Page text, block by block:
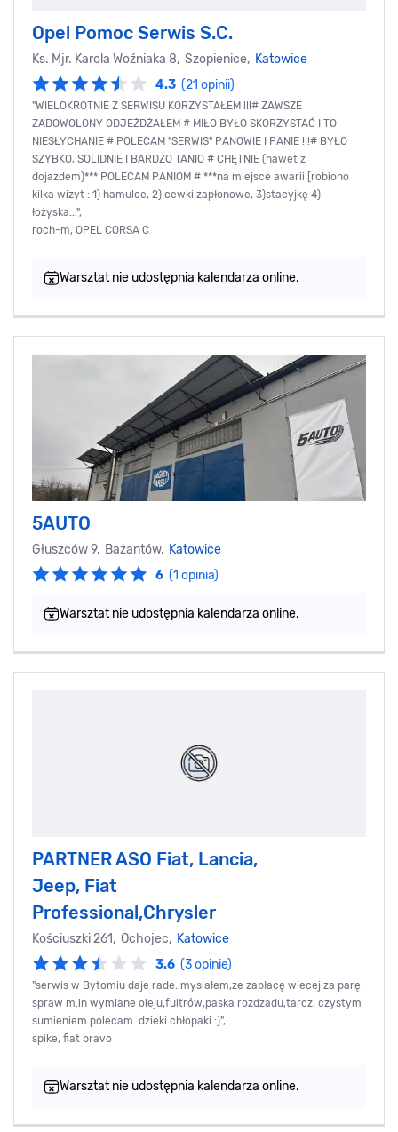
Opel Pomoc Serwis S.C.
Ks. Mjr. Karola Woźniaka 8, Szopienice, Katowice
4.3 (21 opinii)
"WIELOKROTNIE Z SERWISU KORZYSTAŁEM !!!# ZAWSZE
ZADOWOLONY ODJEŻDŻAŁEM # MIŁO BYŁO SKORZYSTAĆ I TO
NIESŁYCHANIE # POLECAM "SERWIS" PANOWIE I PANIE !!!# BYŁO
SZYBKO, SOLIDNIE I BARDZO TANIO # CHĘTNIE (nawet z
dojazdem)*** POLECAM PANIOM # ***na miejsce awarii [robiono
kilka wizyt : 1) hamulce, 2) cewki zapłonowe, 3)stacyjkę 4)
łożyska...",
roch-m, OPEL CORSA C
Warsztat nie udostępnia kalendarza online.
5AUTO
Głuszców 9, Bażantów, Katowice
6 (1 opinia)
Warsztat nie udostępnia kalendarza online.
PARTNER ASO Fiat, Lancia,
Jeep, Fiat
Professional,Chrysler
Kościuszki 261, Ochojec, Katowice
3.6 (3 opinie)
"serwis w Bytomiu daje rade. myslałem,ze zapłacę wiecej za parę
spraw m.in wymiane oleju,fultrów,paska rozdzadu,tarcz. czystym
sumieniem polecam. dzieki chłopaki :)",
spike, fiat bravo
Warsztat nie udostępnia kalendarza online.